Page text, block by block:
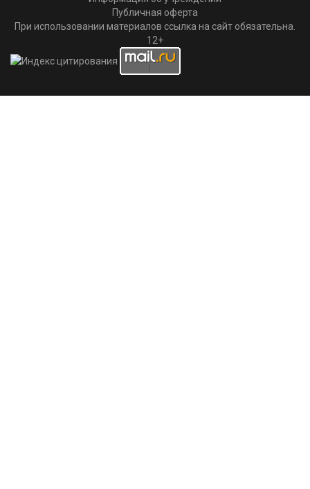
Публичная оферта
При использовании материалов ссылка на сайт обязательна.
12+